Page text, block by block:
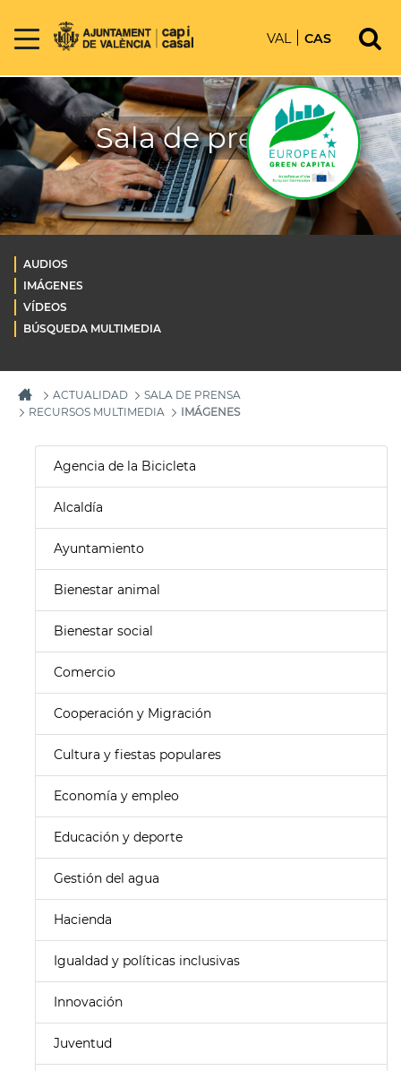
VAL CAS
Sala de prensa
AUDIOS
IMÁGENES
VÍDEOS
BÚSQUEDA MULTIMEDIA
ACTUALIDAD
SALA DE PRENSA
RECURSOS MULTIMEDIA
IMÁGENES
Agencia de la Bicicleta
Alcaldía
Ayuntamiento
Bienestar animal
Bienestar social
Comercio
Cooperación y Migración
Cultura y fiestas populares
Economía y empleo
Educación y deporte
Gestión del agua
Hacienda
Igualdad y políticas inclusivas
Innovación
Juventud